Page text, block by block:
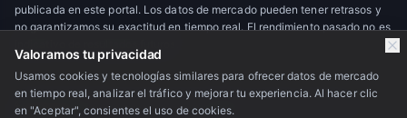
publicada en este portal. Los datos de mercado pueden tener retrasos y
no garantizamos su exactitud en tiempo real. El rendimiento pasado no es
© 2026 Último Minuto OTC Financial Markets. Todos los derechos
Valoramos tu privacidad
Usamos cookies y tecnologías similares para ofrecer datos de mercado
en tiempo real, analizar el tráfico y mejorar tu experiencia. Al hacer clic
en "Aceptar", consientes el uso de cookies.